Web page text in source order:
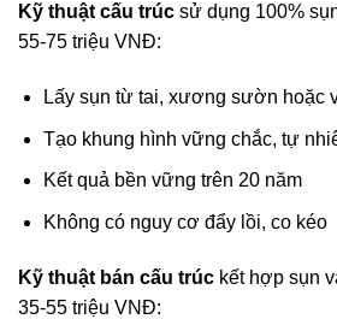
Kỹ thuật cấu trúc sử dụng 100%
55-75 triệu VNĐ:
Lấy sụn từ tai, xương sườn hoặc
Tạo khung hình vững chắc, tự
Kết quả bền vững trên 20 năm
Không có nguy cơ đẩy lồi, co kéo
Kỹ thuật bán cấu trúc kết hợp sụn
35-55 triệu VNĐ: